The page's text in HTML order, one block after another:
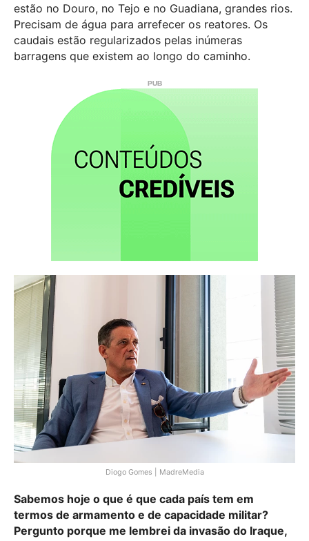
estão no Douro, no Tejo e no Guadiana, grandes rios.
Precisam de água para arrefecer os reatores. Os
caudais estão regularizados pelas inúmeras
barragens que existem ao longo do caminho.
Diogo Gomes | MadreMedia
Sabemos hoje o que é que cada país tem em
termos de armamento e de capacidade militar?
Pergunto porque me lembrei da invasão do Iraque,